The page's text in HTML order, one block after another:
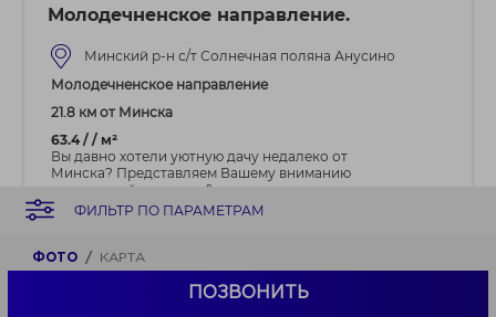
ФИЛЬТР ПО ПАРАМЕТРАМ
ФОТО КАРТА
ПОЗВОНИТЬ
Молодечненское направление.
Минский р-н с/т Солнечная поляна Анусино
Молодечненское направление
21.8 км от Минска
63.4 / / м²
Вы давно хотели уютную дачу недалеко от
Минска? Представляем Вашему вниманию
прекрасный вариант -&n...